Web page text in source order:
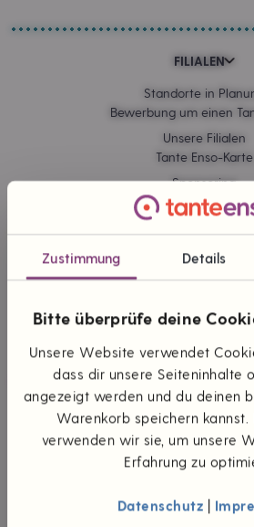
Zustimmung Details
Bitte überprüfe deine
Unsere Website verwendet
dass dir unsere Seiteninhalte
angezeigt werden und du deinen
Warenkorb speichern kannst.
verwenden wir sie, um unsere
Erfahrung zu
Datenschutz
FILIALEN
Standorte in
Bewerbung um einen
Unsere Filialen
Tante Enso-Karte
Sponsoring
Kommissionskauf
ONLINE EINKAUFEN
Zahlungsarten
Themen &
UNTERNEHMEN
Die Idee
Unsere Werte
Wünsch dir was